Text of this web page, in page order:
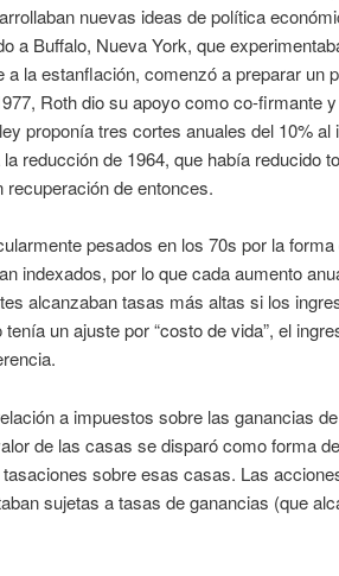
nuevas ideas de política
a Buffalo, Nueva York, que
a la estanflación, comenzó a preparar un
Roth dio su apoyo como co-firmante
proponía tres cortes anuales del 10% al
reducción de 1964, que había reducido
de entonces.
pesados en los 70s por la
indexados, por lo que cada aumento
alcanzaban tasas más altas si los
un ajuste por “costo de vida”, el
a impuestos sobre las ganancias
de las casas se disparó como forma
sobre esas casas. Las
sujetas a tasas de ganancias (que